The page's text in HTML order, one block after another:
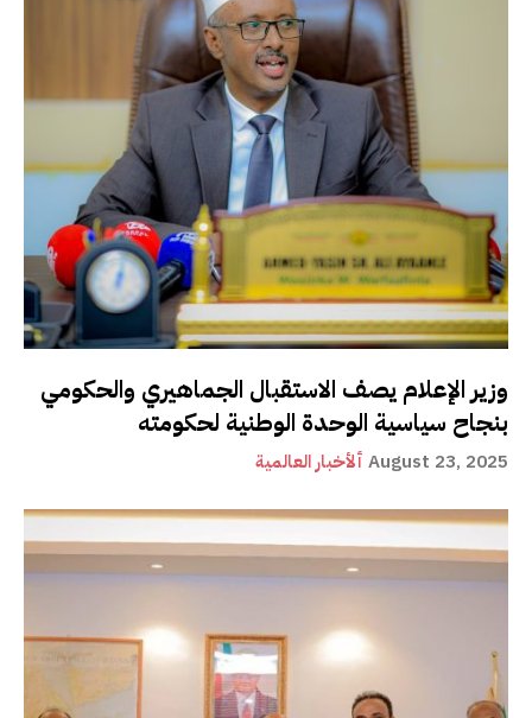
وزير الإعلام يصف الاستقبال الجماهيري والحكومي
بنجاح سياسية الوحدة الوطنية لحكومته
ألأخبار العالمية August 23, 2025